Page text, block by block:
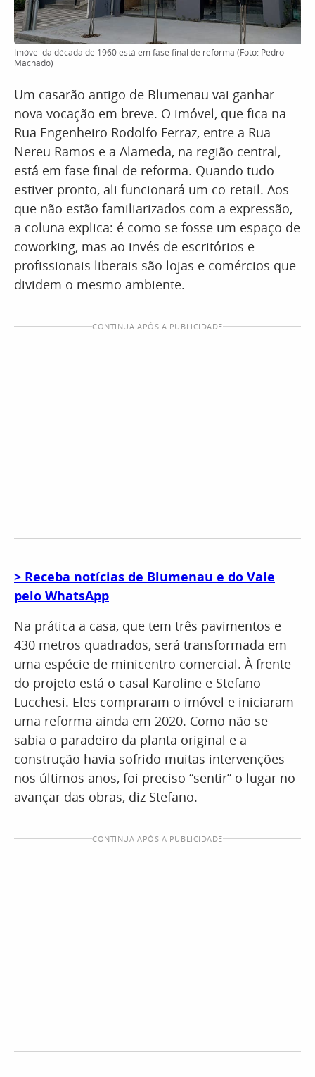
Imóvel da década de 1960 está em fase final de reforma (Foto: Pedro
Machado)
Um casarão antigo de Blumenau vai ganhar
nova vocação em breve. O imóvel, que fica na
Rua Engenheiro Rodolfo Ferraz, entre a Rua
Nereu Ramos e a Alameda, na região central,
está em fase final de reforma. Quando tudo
estiver pronto, ali funcionará um co-retail. Aos
que não estão familiarizados com a expressão,
a coluna explica: é como se fosse um espaço de
coworking, mas ao invés de escritórios e
profissionais liberais são lojas e comércios que
dividem o mesmo ambiente.
CONTINUA APÓS A PUBLICIDADE
> Receba notícias de Blumenau e do Vale
pelo WhatsApp
Na prática a casa, que tem três pavimentos e
430 metros quadrados, será transformada em
uma espécie de minicentro comercial. À frente
do projeto está o casal Karoline e Stefano
Lucchesi. Eles compraram o imóvel e iniciaram
uma reforma ainda em 2020. Como não se
sabia o paradeiro da planta original e a
construção havia sofrido muitas intervenções
nos últimos anos, foi preciso “sentir” o lugar no
avançar das obras, diz Stefano.
CONTINUA APÓS A PUBLICIDADE